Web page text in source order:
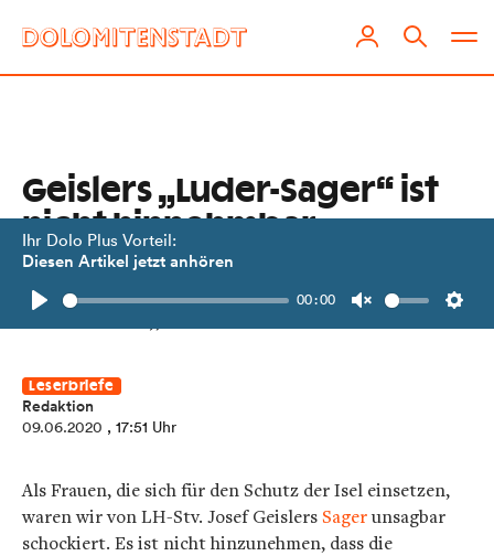
Ihr Dolo Plus Vorteil:
Diesen Artikel jetzt anhören
Play
00:00
Unmute
Geislers „Luder-Sager“ ist
nicht hinnehmbar
In einem Leserbrief melden sich die
Osttiroler „Iselfrauen“ zu Wort.
Leserbriefe
Redaktion
09.06.2020 , 17:51 Uhr
Als Frauen, die sich für den Schutz der Isel einsetzen,
waren wir von LH-Stv. Josef GeislersSagerunsagbar
schockiert. Es ist nicht hinzunehmen, dass die